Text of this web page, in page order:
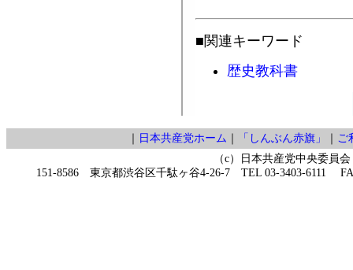
■関連キーワード
歴史教科書
日本共産党ホーム 「しんぶん赤旗」
ご
（c）日本共産党中央委員会
151-8586 東京都渋谷区千駄ヶ谷4-26-7 TEL 03-3403-6111